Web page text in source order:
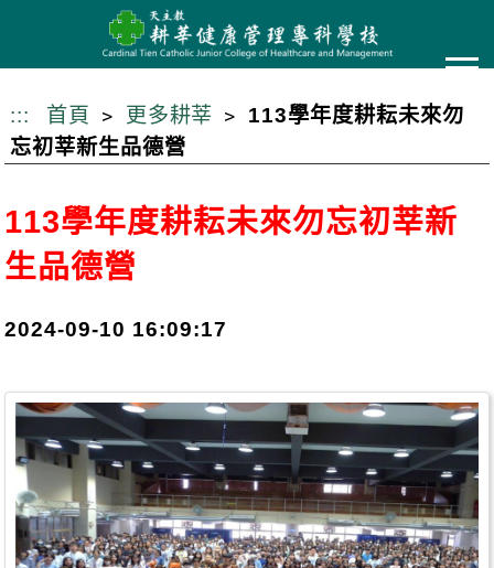
要
內
容
::: 首頁 更多耕莘
113學年度耕耘未來勿
忘初莘新生品德營
113學年度耕耘未來勿忘初莘新
生品德營
2024-09-10 16:09:17